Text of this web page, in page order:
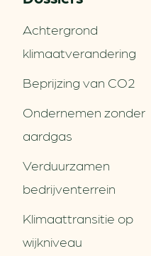
Achtergrond
klimaatverandering
Beprijzing van CO2
Ondernemen zonder
aardgas
Verduurzamen
bedrijventerrein
Klimaattransitie op
wijkniveau